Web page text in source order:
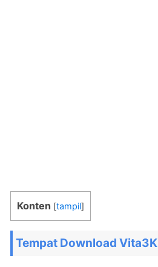
Konten [tampil]
Tempat Download Vita3K